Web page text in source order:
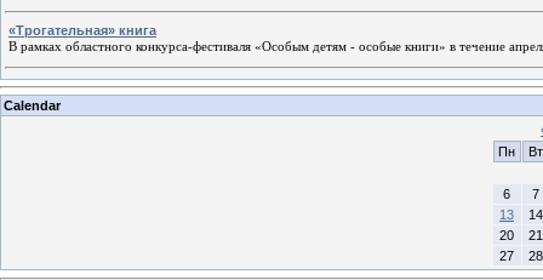
«Трогательная» книга
В рамках областного конкурса-фестиваля «Особым детям - особые книги» в течение
Calendar
Пн
Вт
6
7
13
14
20
21
27
28